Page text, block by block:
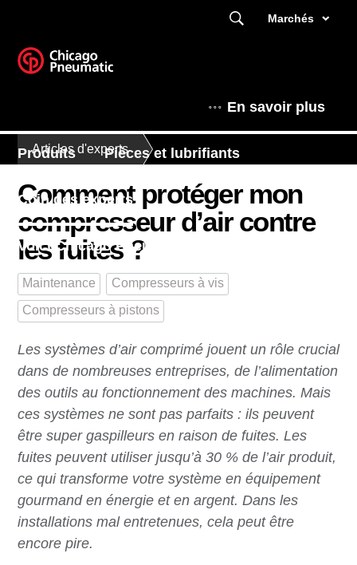
Marchés
En savoir plus
Produits Pièces et lubrifiants
Coin des experts
Voici Chicago Pneumatic
Articles d'experts
Comment protéger mon
compresseur d’air contre
les fuites ?
Maintenance
Compresseurs à vis
Compresseurs à pistons
Les systèmes d’air comprimé jouent un rôle crucial
dans de nombreuses entreprises, de l’alimentation
des outils au fonctionnement des machines. Mais
ces systèmes ne sont pas parfaits : ils peuvent
être super gaspilleurs en raison de fuites. Les
fuites peuvent utiliser jusqu’à 30 % de l’air produit,
ce qui transforme votre système en équipement
gourmand en énergie et en argent. Dans les
installations mal entretenues, cela peut être
encore pire.